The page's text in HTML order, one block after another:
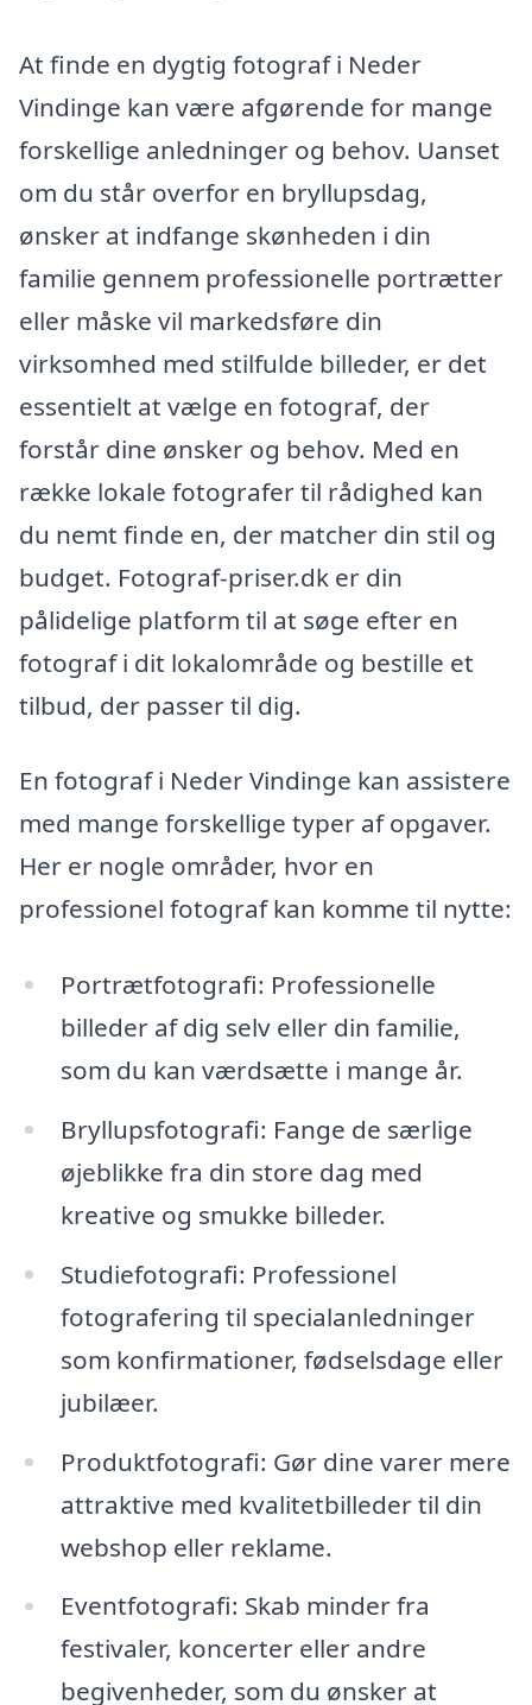
At finde en dygtig fotograf i Neder
Vindinge kan være afgørende for mange
forskellige anledninger og behov. Uanset
om du står overfor en bryllupsdag,
ønsker at indfange skønheden i din
familie gennem professionelle portrætter
eller måske vil markedsføre din
virksomhed med stilfulde billeder, er det
essentielt at vælge en fotograf, der
forstår dine ønsker og behov. Med en
række lokale fotografer til rådighed kan
du nemt finde en, der matcher din stil og
budget. Fotograf-priser.dk er din
pålidelige platform til at søge efter en
fotograf i dit lokalområde og bestille et
tilbud, der passer til dig.
En fotograf i Neder Vindinge kan assistere
med mange forskellige typer af opgaver.
Her er nogle områder, hvor en
professionel fotograf kan komme til nytte:
Portrætfotografi: Professionelle
billeder af dig selv eller din familie,
som du kan værdsætte i mange år.
Bryllupsfotografi: Fange de særlige
øjeblikke fra din store dag med
kreative og smukke billeder.
Studiefotografi: Professionel
fotografering til specialanledninger
som konfirmationer, fødselsdage eller
jubilæer.
Produktfotografi: Gør dine varer mere
attraktive med kvalitetbilleder til din
webshop eller reklame.
Eventfotografi: Skab minder fra
festivaler, koncerter eller andre
begivenheder, som du ønsker at